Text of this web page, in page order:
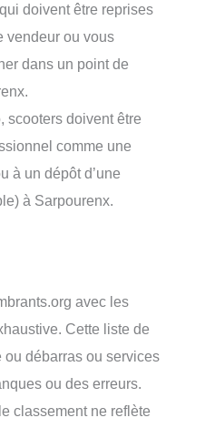
doivent être reprises
vendeur ou vous
dans un point de
scooters doivent être
comme une
à un dépôt d’une
à Sarpourenx.
avec les
Cette liste de
débarras ou services
ou des erreurs.
classement ne reflète